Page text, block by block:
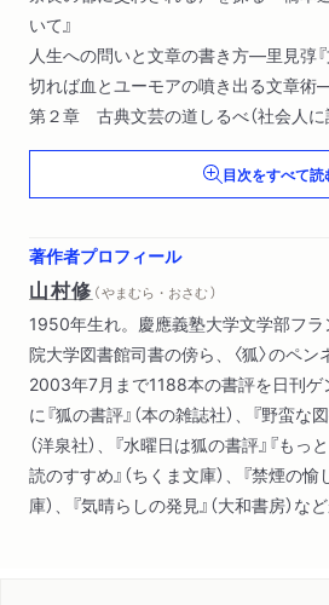
いて』
人生への問いと文章の書き方―里見弴『
切れば血とユーモアの噴き出る文章術―
第２章 古典文芸の道しるべ（社会人
井貞和『古典の読み方』
古歌を読む分析的知性の強力さ―萩原朔
現代詩をめぐる「楽しい遍歴」―三好達
鑑賞と批評』）
第３章 歴史への着地（歴史への抑えに
ト・Ｈ．ゴンブリッチ『若い読者のため
歴史的想像力の剣さばき―岡田英弘『
発展と伝統』
ブルジョワの二面性を鮮明に照らす―
歴史における劇薬』
「記者魂」の躍如としたジャパノロジー
研究』
目次をすべて読
著作者プロフィール
山村修 （ やまむら・おさむ ）
1950年生れ。慶應義塾大学文学部フ
院大学図書館司書の傍ら、〈狐〉のペ
2003年7月まで1188本の書評を日刊
に『狐の書評』（本の雑誌社）、『野蛮な
（洋泉社）、『水曜日は狐の書評』『も
読のすすめ』（ちくま文庫）、『禁煙の愉
庫）、『気晴らしの発見』（大和書房）